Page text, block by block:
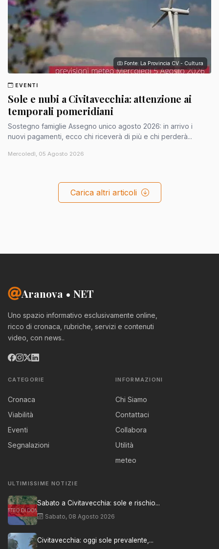
Fonte: La Provincia CV - Cultura
EVENTI
Sole e nubi a Civitavecchia: attenzione ai
temporali pomeridiani
Sostegno famiglie Assegno unico agosto 2026: in arrivo i
nuovi pagamenti, ecco chi riceverà di più e chi perderà...
Mercoledì, 05 Agosto 2026
Carica altri articoli
Aranova • NET
Uno spazio informativo esclusivamente online,
ricco di cronaca, rubriche, servizi e contenuti
video, con news..
CATEGORIE
Cronaca
Viabilità
Eventi
Segnalazioni
INFORMAZIONI
Chi Siamo
Contattaci
Collabora
Utilità
meteo
ULTIMISSIME NOTIZIE
Sabato a Civitavecchia: sole e rischio...
Sabato, 08 Agosto 2026
Civitavecchia: oggi sole prevalente,...